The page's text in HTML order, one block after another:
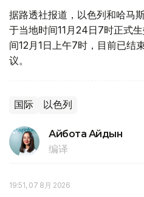
据路透社报道，以色列和哈马
于当地时间11月24日7时正式
间12月1日上午7时，目前已结
议。
国际 以色列
Айбота Айдын
编译
19:51, 07 8月 2026